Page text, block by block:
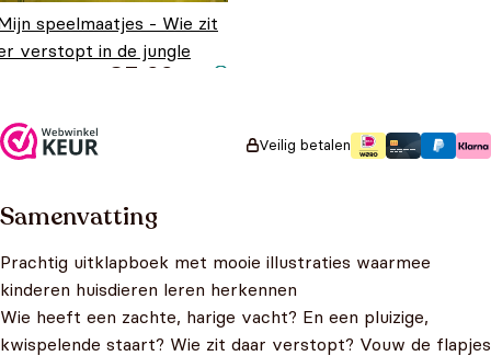
speelmaatjes - Wie zit
verstopt in de jungle
€5,99
Veilig betalen
Samenvatting
Prachtig uitklapboek met mooie illustraties waarmee
kinderen huisdieren leren herkennen
Wie heeft een zachte, harige vacht? En een pluizige,
kwispelende staart? Wie zit daar verstopt? Vouw de flapjes